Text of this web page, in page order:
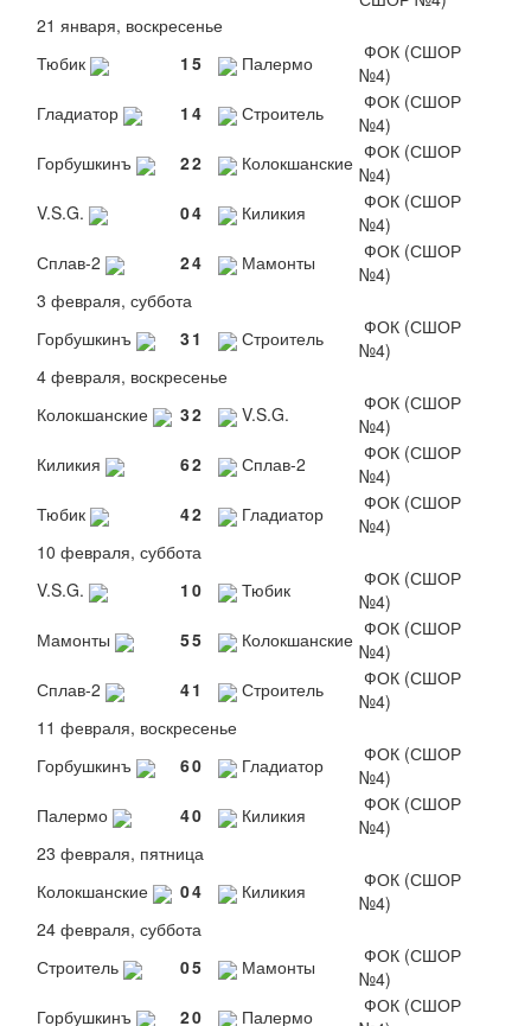
21 января, воскресенье
Тюбик
1 5 Палермо
ФОК (СШОР
№4)
Гладиатор
1 4 Строитель
ФОК (СШОР
№4)
Горбушкинъ
22 Колокшанские ФОК (СШОР
№4)
V.S.G.
04 Киликия
ФОК (СШОР
№4)
Сплав-2
24 Мамонты
ФОК (СШОР
№4)
3 февраля, суббота
Горбушкинъ
31 Строитель
ФОК (СШОР
№4)
4 февраля, воскресенье
Колокшанские
32 V.S.G.
ФОК (СШОР
№4)
Киликия
62 Сплав-2
ФОК (СШОР
№4)
Тюбик
42 Гладиатор
ФОК (СШОР
№4)
10 февраля, суббота
V.S.G.
1 0 Тюбик
ФОК (СШОР
№4)
Мамонты
55 Колокшанские ФОК (СШОР
№4)
Сплав-2
41 Строитель
ФОК (СШОР
№4)
11 февраля, воскресенье
Горбушкинъ
60 Гладиатор
ФОК (СШОР
№4)
Палермо
40 Киликия
ФОК (СШОР
№4)
23 февраля, пятница
Колокшанские
04 Киликия
ФОК (СШОР
№4)
24 февраля, суббота
Строитель
05 Мамонты
ФОК (СШОР
№4)
Горбушкинъ
20 Палермо
ФОК (СШОР